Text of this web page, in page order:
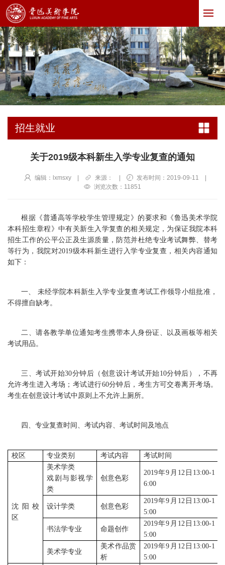
招生就业
关于2019级本科新生入学专业复查的通知
编辑：lxmsxy | 来源： | 发布时间：2019-09-11
|
浏览次数： 11851
根据《普通高等学校学生管理规定》的要求和《鲁迅美术学院
本科招生章程》中有关新生入学复查的相关规定，为保证我院本科
招生工作的公平公正及生源质量，防范并杜绝专业考试舞弊、替考
等行为，我院对2019级本科新生进行入学专业复查，相关内容通知
如下：
一、 未经学院本科新生入学专业复查考试工作领导小组批准，
不得擅自缺考。
二、请各教学单位通知考生携带本人身份证、以及画板等相关
考试用品。
三、考试开始30分钟后（创意设计考试开始10分钟后），不再
允许考生进入考场；考试进行60分钟后，考生方可交卷离开考场。
考生在创意设计考试中原则上不允许上厕所。
四、专业复查时间、考试内容、考试时间及地点
校区 专业类别 考试内容 考试时间
沈阳校
区
美术学类
戏剧与影视学
类
创意色彩
2019年9月12日13:00-1
6:00
设计学类 创意色彩
2019年9月12日13:00-1
5:00
书法学专业 命题创作
2019年9月12日13:00-1
5:00
美术学专业
美术作品赏
析
2019年9月12日13:00-1
5:00